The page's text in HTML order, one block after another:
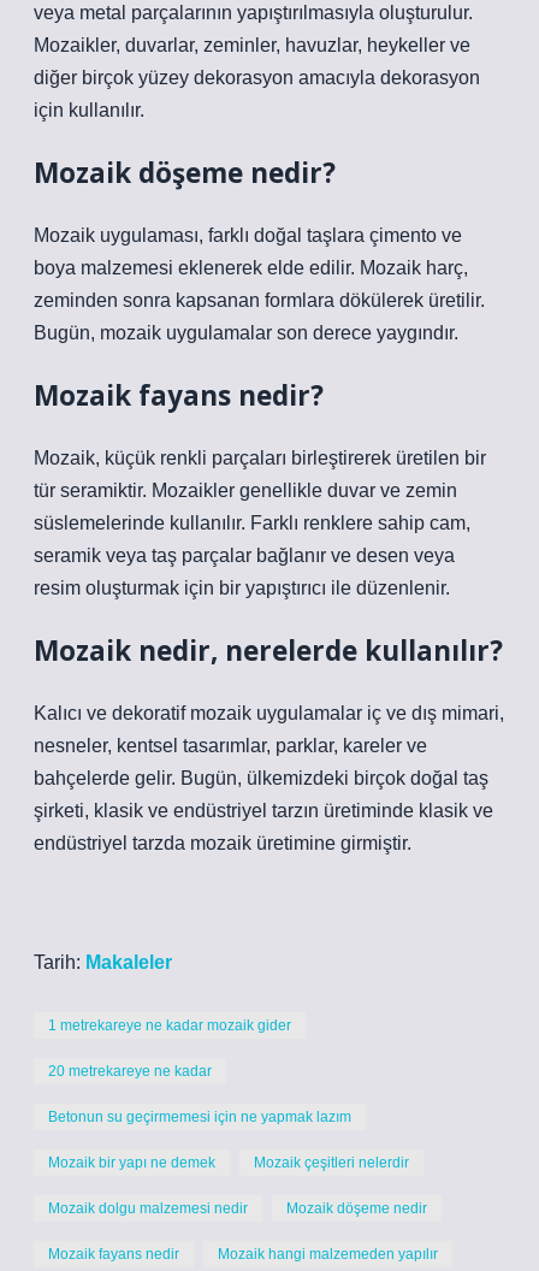
veya metal parçalarının yapıştırılmasıyla oluşturulur.
Mozaikler, duvarlar, zeminler, havuzlar, heykeller ve
diğer birçok yüzey dekorasyon amacıyla dekorasyon
için kullanılır.
Mozaik döşeme nedir?
Mozaik uygulaması, farklı doğal taşlara çimento ve
boya malzemesi eklenerek elde edilir. Mozaik harç,
zeminden sonra kapsanan formlara dökülerek üretilir.
Bugün, mozaik uygulamalar son derece yaygındır.
Mozaik fayans nedir?
Mozaik, küçük renkli parçaları birleştirerek üretilen bir
tür seramiktir. Mozaikler genellikle duvar ve zemin
süslemelerinde kullanılır. Farklı renklere sahip cam,
seramik veya taş parçalar bağlanır ve desen veya
resim oluşturmak için bir yapıştırıcı ile düzenlenir.
Mozaik nedir, nerelerde kullanılır?
Kalıcı ve dekoratif mozaik uygulamalar iç ve dış mimari,
nesneler, kentsel tasarımlar, parklar, kareler ve
bahçelerde gelir. Bugün, ülkemizdeki birçok doğal taş
şirketi, klasik ve endüstriyel tarzın üretiminde klasik ve
endüstriyel tarzda mozaik üretimine girmiştir.
Tarih: Makaleler
1 metrekareye ne kadar mozaik gider
20 metrekareye ne kadar
Betonun su geçirmemesi için ne yapmak lazım
Mozaik bir yapı ne demek Mozaik çeşitleri nelerdir
Mozaik dolgu malzemesi nedir Mozaik döşeme nedir
Mozaik fayans nedir Mozaik hangi malzemeden yapılır